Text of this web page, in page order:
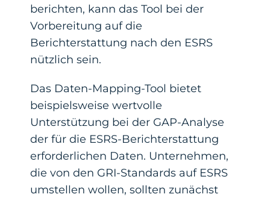
berichten, kann das Tool bei der
Vorbereitung auf die
Berichterstattung nach den ESRS
nützlich sein.
Das Daten-Mapping-Tool bietet
beispielsweise wertvolle
Unterstützung bei der GAP-Analyse
der für die ESRS-Berichterstattung
erforderlichen Daten. Unternehmen,
die von den GRI-Standards auf ESRS
umstellen wollen, sollten zunächst